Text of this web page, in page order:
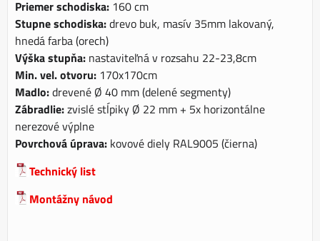
Priemer schodiska: 160 cm
Stupne schodiska:drevo buk, masív 35mm lakovaný,
hnedá farba (orech)
Výška stupňa: nastaviteľná v rozsahu 22-23,8cm
Min. vel. otvoru: 170x170cm
Madlo:drevené Ø 40 mm (delené segmenty)
Zábradlie:zvislé stĺpiky Ø 22 mm + 5x horizontálne
nerezové výplne
Povrchová úprava: kovové diely RAL9005 (čierna)
Technický list
Montážny návod